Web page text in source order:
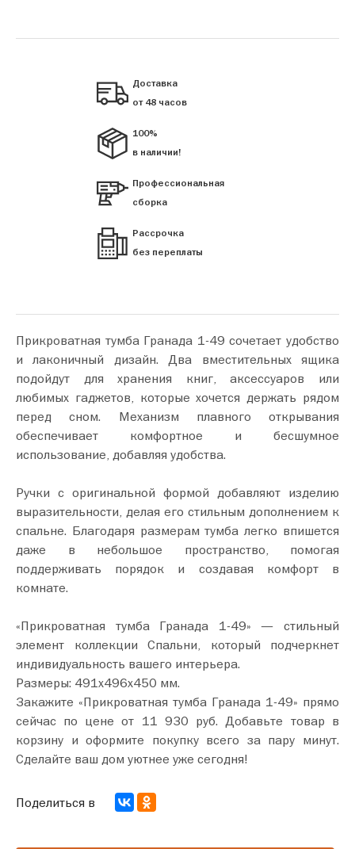
Доставка
от 48 часов
100%
в наличии!
Профессиональная
сборка
Рассрочка
без переплаты
Прикроватная тумба Гранада 1-49 сочетает удобство
и лаконичный дизайн. Два вместительных ящика
подойдут для хранения книг, аксессуаров или
любимых гаджетов, которые хочется держать рядом
перед сном. Механизм плавного открывания
обеспечивает комфортное и бесшумное
использование, добавляя удобства.
Ручки с оригинальной формой добавляют изделию
выразительности, делая его стильным дополнением к
спальне. Благодаря размерам тумба легко впишется
даже в небольшое пространство, помогая
поддерживать порядок и создавая комфорт в
комнате.
«Прикроватная тумба Гранада 1-49» — стильный
элемент коллекции Спальни, который подчеркнет
индивидуальность вашего интерьера.
Размеры: 491х496х450 мм.
Закажите «Прикроватная тумба Гранада 1-49» прямо
сейчас по цене от 11 930 руб. Добавьте товар в
корзину и оформите покупку всего за пару минут.
Сделайте ваш дом уютнее уже сегодня!
Поделиться в